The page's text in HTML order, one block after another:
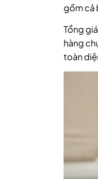
gồm cả
Tổng
hàng
toàn